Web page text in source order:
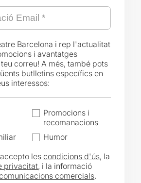
Barcelona i rep l'actualitat
i avantatges
correu! A més, també pots
butlletins específics en
interessos:
Promocions i
recomanacions
Humor
lescondicions d'ús, la
privacitat, i la informació
comercials.